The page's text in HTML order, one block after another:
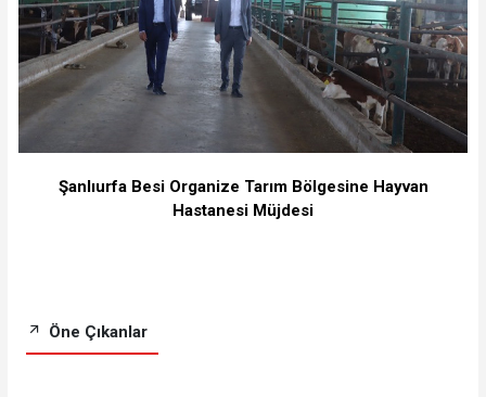
Şanlıurfa Besi Organize Tarım Bölgesine Hayvan
Hastanesi Müjdesi
Öne Çıkanlar